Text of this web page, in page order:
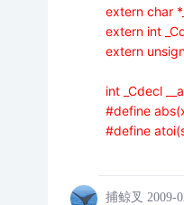
extern char
extern int
extern
int _Cdecl
#define
#define
捕鲸叉 2009-